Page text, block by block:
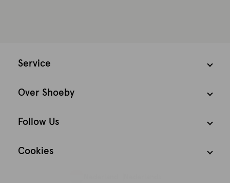
Service
Over Shoeby
Follow Us
Cookies